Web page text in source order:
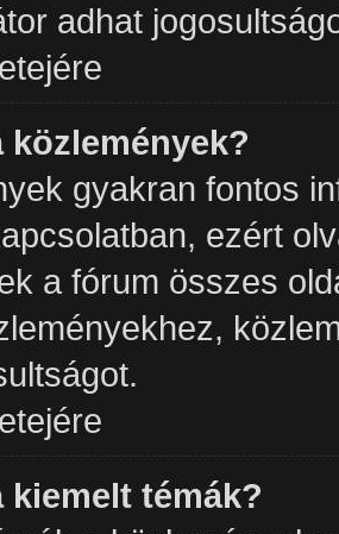
adhat
közlemények?
gyakran fontos
ezért
a fórum összes
kiemelt témák?